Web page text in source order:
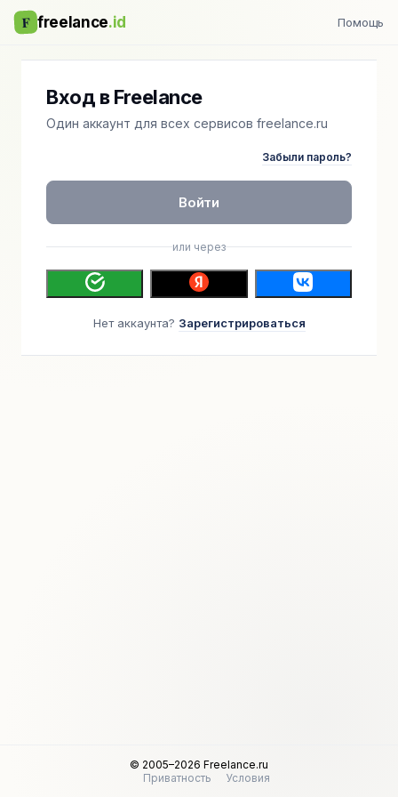
F freelance.id Помощь
Вход в Freelance
Один аккаунт для всех сервисов freelance.ru
Забыли пароль?
Войти
или через
Нет аккаунта? Зарегистрироваться
© 2005–2026 Freelance.ru
Приватность
Условия